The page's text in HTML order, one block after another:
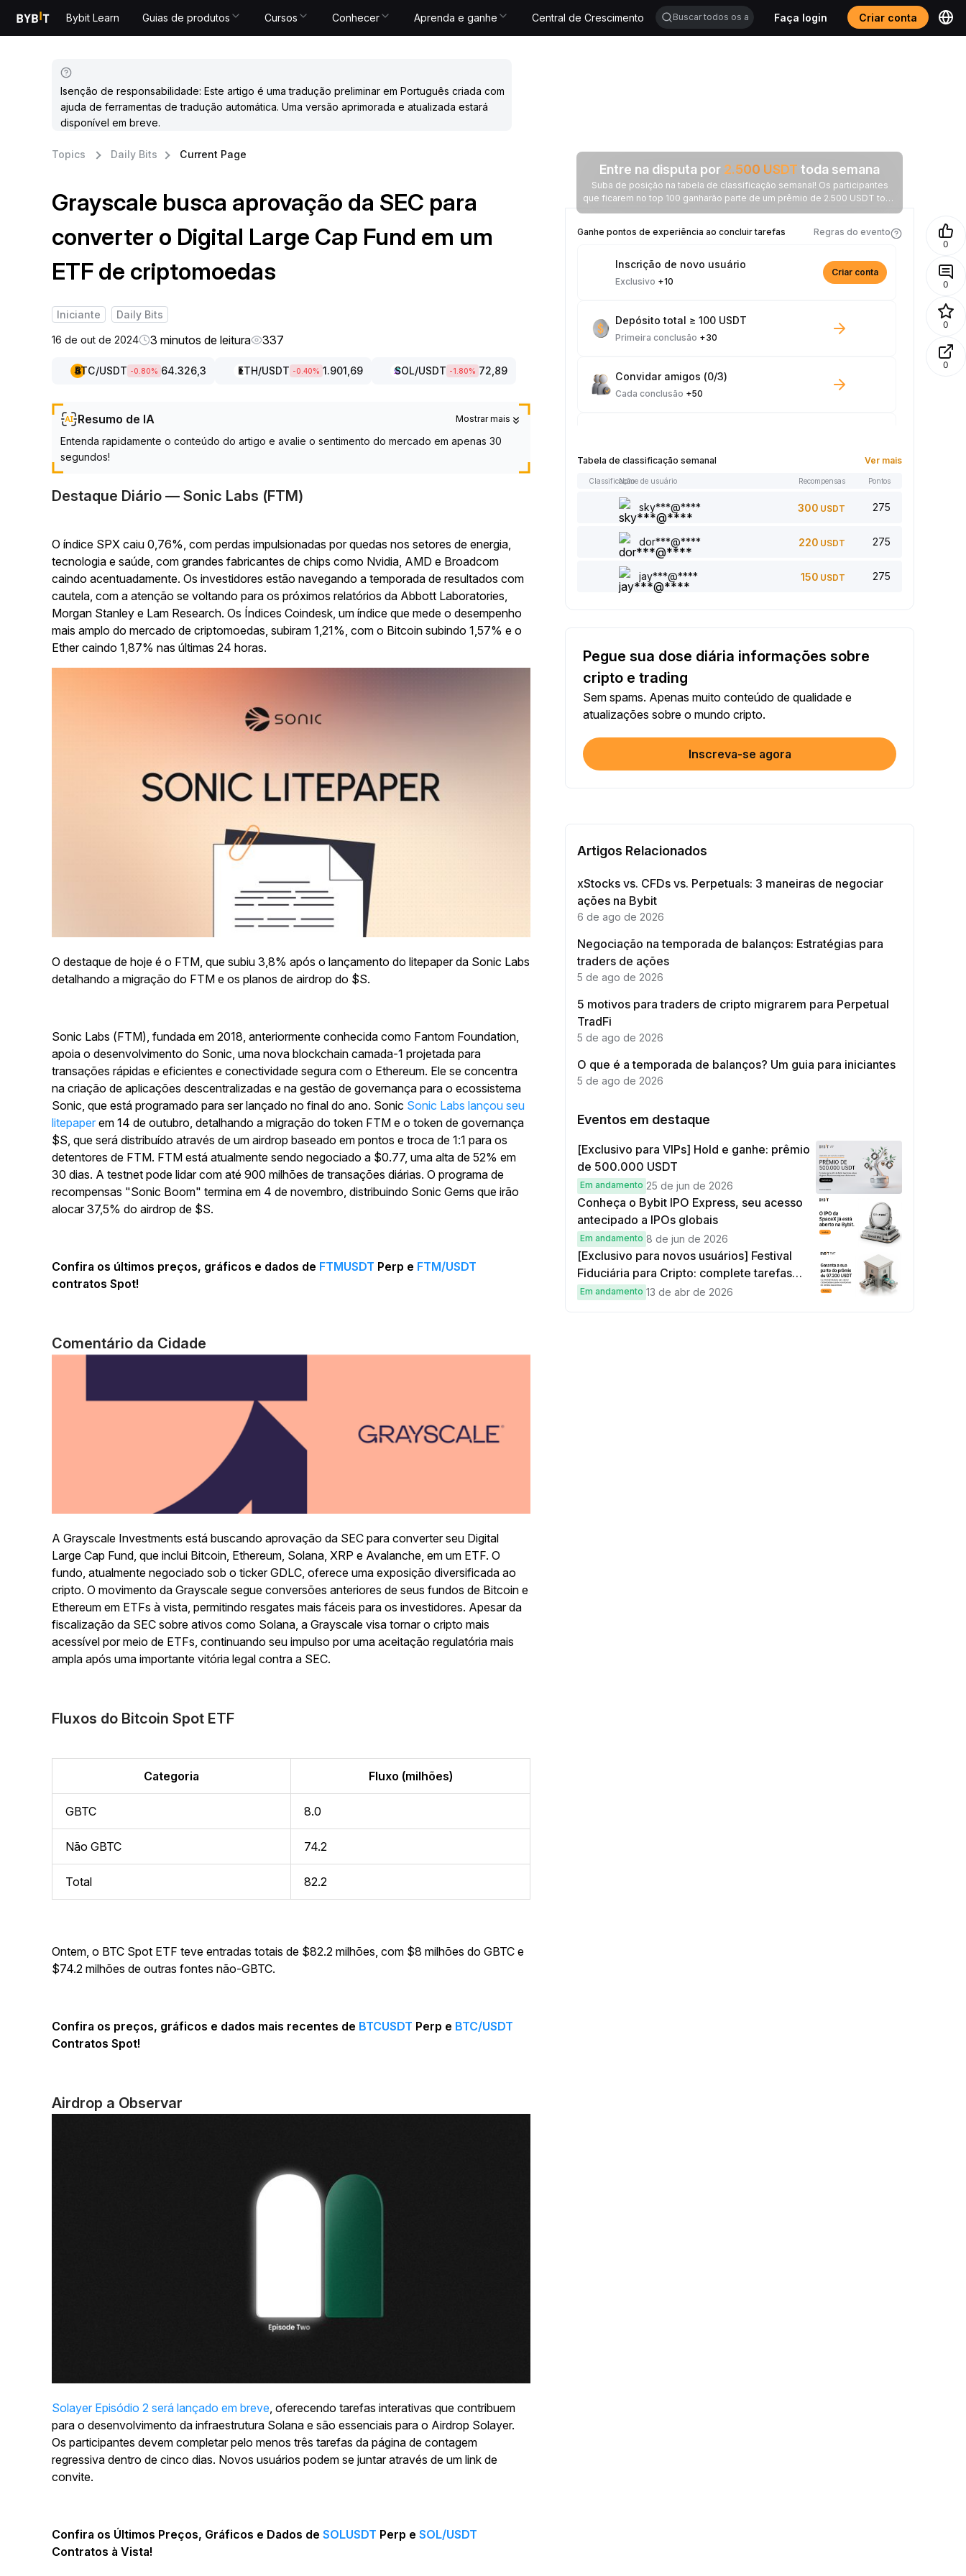
Bybit Learn Guias de produtos Cursos Conhecer Aprenda e ganhe Central de Crescimento Faça login Criar conta
Isenção de responsabilidade: Este artigo é uma tradução preliminar em Português criada com
ajuda de ferramentas de tradução automática. Uma versão aprimorada e atualizada estará
disponível em breve.
Topics Daily Bits Current Page
Grayscale busca aprovação da SEC para
converter o Digital Large Cap Fund em um
ETF de criptomoedas
Iniciante Daily Bits
16 de out de 2024 3 minutos de leitura 337
BTC/USDT -0.80% 64.326,3 ETH/USDT -0.40% 1.901,69 SOL/USDT -1.80% 72,89
Resumo de IA Mostrar mais
Entenda rapidamente o conteúdo do artigo e avalie o sentimento do mercado em apenas 30
segundos!
Destaque Diário — Sonic Labs (FTM)
O índice SPX caiu 0,76%, com perdas impulsionadas por quedas nos setores de energia,
tecnologia e saúde, com grandes fabricantes de chips como Nvidia, AMD e Broadcom
caindo acentuadamente. Os investidores estão navegando a temporada de resultados com
cautela, com a atenção se voltando para os próximos relatórios da Abbott Laboratories,
Morgan Stanley e Lam Research. Os Índices Coindesk, um índice que mede o desempenho
mais amplo do mercado de criptomoedas, subiram 1,21%, com o Bitcoin subindo 1,57% e o
Ether caindo 1,87% nas últimas 24 horas.
O destaque de hoje é o FTM, que subiu 3,8% após o lançamento do litepaper da Sonic Labs
detalhando a migração do FTM e os planos de airdrop do $S.
Sonic Labs (FTM), fundada em 2018, anteriormente conhecida como Fantom Foundation,
apoia o desenvolvimento do Sonic, uma nova blockchain camada-1 projetada para
transações rápidas e eficientes e conectividade segura com o Ethereum. Ele se concentra
na criação de aplicações descentralizadas e na gestão de governança para o ecossistema
Sonic, que está programado para ser lançado no final do ano. Sonic Sonic Labs lançou seu
litepaper em 14 de outubro, detalhando a migração do token FTM e o token de governança
$S, que será distribuído através de um airdrop baseado em pontos e troca de 1:1 para os
detentores de FTM. FTM está atualmente sendo negociado a $0.77, uma alta de 52% em
30 dias. A testnet pode lidar com até 900 milhões de transações diárias. O programa de
recompensas "Sonic Boom" termina em 4 de novembro, distribuindo Sonic Gems que irão
alocar 37,5% do airdrop de $S.
Confira os últimos preços, gráficos e dados de FTMUSDT Perp e FTM/USDT
contratos Spot!
Comentário da Cidade
A Grayscale Investments está buscando aprovação da SEC para converter seu Digital
Large Cap Fund, que inclui Bitcoin, Ethereum, Solana, XRP e Avalanche, em um ETF. O
fundo, atualmente negociado sob o ticker GDLC, oferece uma exposição diversificada ao
cripto. O movimento da Grayscale segue conversões anteriores de seus fundos de Bitcoin e
Ethereum em ETFs à vista, permitindo resgates mais fáceis para os investidores. Apesar da
fiscalização da SEC sobre ativos como Solana, a Grayscale visa tornar o cripto mais
acessível por meio de ETFs, continuando seu impulso por uma aceitação regulatória mais
ampla após uma importante vitória legal contra a SEC.
Fluxos do Bitcoin Spot ETF
Categoria Fluxo (milhões)
GBTC 8.0
Não GBTC 74.2
Total 82.2
Ontem, o BTC Spot ETF teve entradas totais de $82.2 milhões, com $8 milhões do GBTC e
$74.2 milhões de outras fontes não-GBTC.
Confira os preços, gráficos e dados mais recentes de BTCUSDT Perp e BTC/USDT
Contratos Spot!
Airdrop a Observar
Solayer Episódio 2 será lançado em breve, oferecendo tarefas interativas que contribuem
para o desenvolvimento da infraestrutura Solana e são essenciais para o Airdrop Solayer.
Os participantes devem completar pelo menos três tarefas da página de contagem
regressiva dentro de cinco dias. Novos usuários podem se juntar através de um link de
convite.
Confira os Últimos Preços, Gráficos e Dados de SOLUSDT Perp e SOL/USDT
Contratos à Vista!
Entre na disputa por 2.500 USDT toda semana
Suba de posição na tabela de classificação semanal! Os participantes
que ficarem no top 100 ganharão parte de um prêmio de 2.500 USDT toda
semana.
Ganhe pontos de experiência ao concluir tarefas
Regras do evento
Inscrição de novo usuário
Exclusivo +10
Criar conta
Depósito total ≥ 100 USDT
Primeira conclusão +30
Convidar amigos (0/3)
Cada conclusão +50
Artigo lido: 0/5
Cada conclusão+1
Adicionar um comentário (0/5)
Cada conclusão
Compartilhar artigo nas redes sociais (0/5)
Cada conclusão+2
US$ 100 + Trading com bots
Verifique a sua identidade
Opere pelo menos US$1000 em Futuros
Cada conclusão
Opere pelo menos US$2000 em Opções
Cada conclusão
Tabela de classificação semanal Ver mais
ClassificaçãoNome de usuário Recompensas Pontos
sky***@**** 300 USDT 275
dor***@**** 220 USDT 275
jay***@**** 150 USDT 275
Pegue sua dose diária informações sobre
cripto e trading
Sem spams. Apenas muito conteúdo de qualidade e
atualizações sobre o mundo cripto.
Inscreva-se agora
Artigos Relacionados
xStocks vs. CFDs vs. Perpetuals: 3 maneiras de negociar
ações na Bybit
6 de ago de 2026
Negociação na temporada de balanços: Estratégias para
traders de ações
5 de ago de 2026
5 motivos para traders de cripto migrarem para Perpetual
TradFi
5 de ago de 2026
O que é a temporada de balanços? Um guia para iniciantes
5 de ago de 2026
Eventos em destaque
[Exclusivo para VIPs] Hold e ganhe: prêmio
de 500.000 USDT
Em andamento 25 de jun de 2026
Conheça o Bybit IPO Express, seu acesso
antecipado a IPOs globais
Em andamento 8 de jun de 2026
[Exclusivo para novos usuários] Festival
Fiduciária para Cripto: complete tarefas
simples e ganhe sua parte de 97.200 USDT!
Em andamento 13 de abr de 2026
0
0
0
0